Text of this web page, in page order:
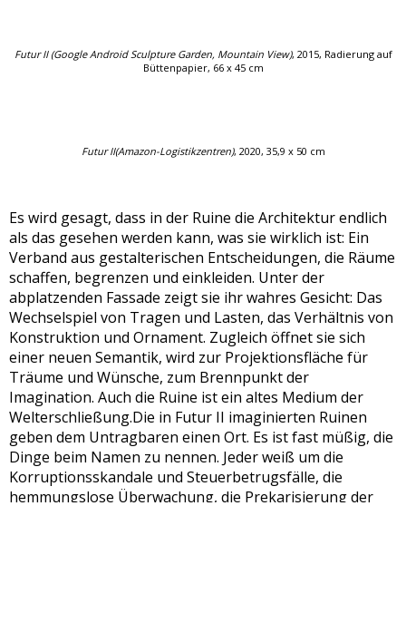
Futur II (Google Android Sculpture Garden, Mountain View), 2015, Radierung auf
Büttenpapier, 66 x 45 cm
Futur II(Amazon-Logistikzentren), 2020, 35,9 x 50 cm
Es wird gesagt, dass in der Ruine die Architektur endlich
als das gesehen werden kann, was sie wirklich ist: Ein
Verband aus gestalterischen Entscheidungen, die Räume
schaffen, begrenzen und einkleiden. Unter der
abplatzenden Fassade zeigt sie ihr wahres Gesicht: Das
Wechselspiel von Tragen und Lasten, das Verhältnis von
Konstruktion und Ornament. Zugleich öffnet sie sich
einer neuen Semantik, wird zur Projektionsfläche für
Träume und Wünsche, zum Brennpunkt der
Imagination. Auch die Ruine ist ein altes Medium der
Welterschließung.Die in Futur II imaginierten Ruinen
geben dem Untragbaren einen Ort. Es ist fast müßig, die
Dinge beim Namen zu nennen. Jeder weiß um die
Korruptionsskandale und Steuerbetrugsfälle, die
hemmungslose Überwachung, die Prekarisierung der